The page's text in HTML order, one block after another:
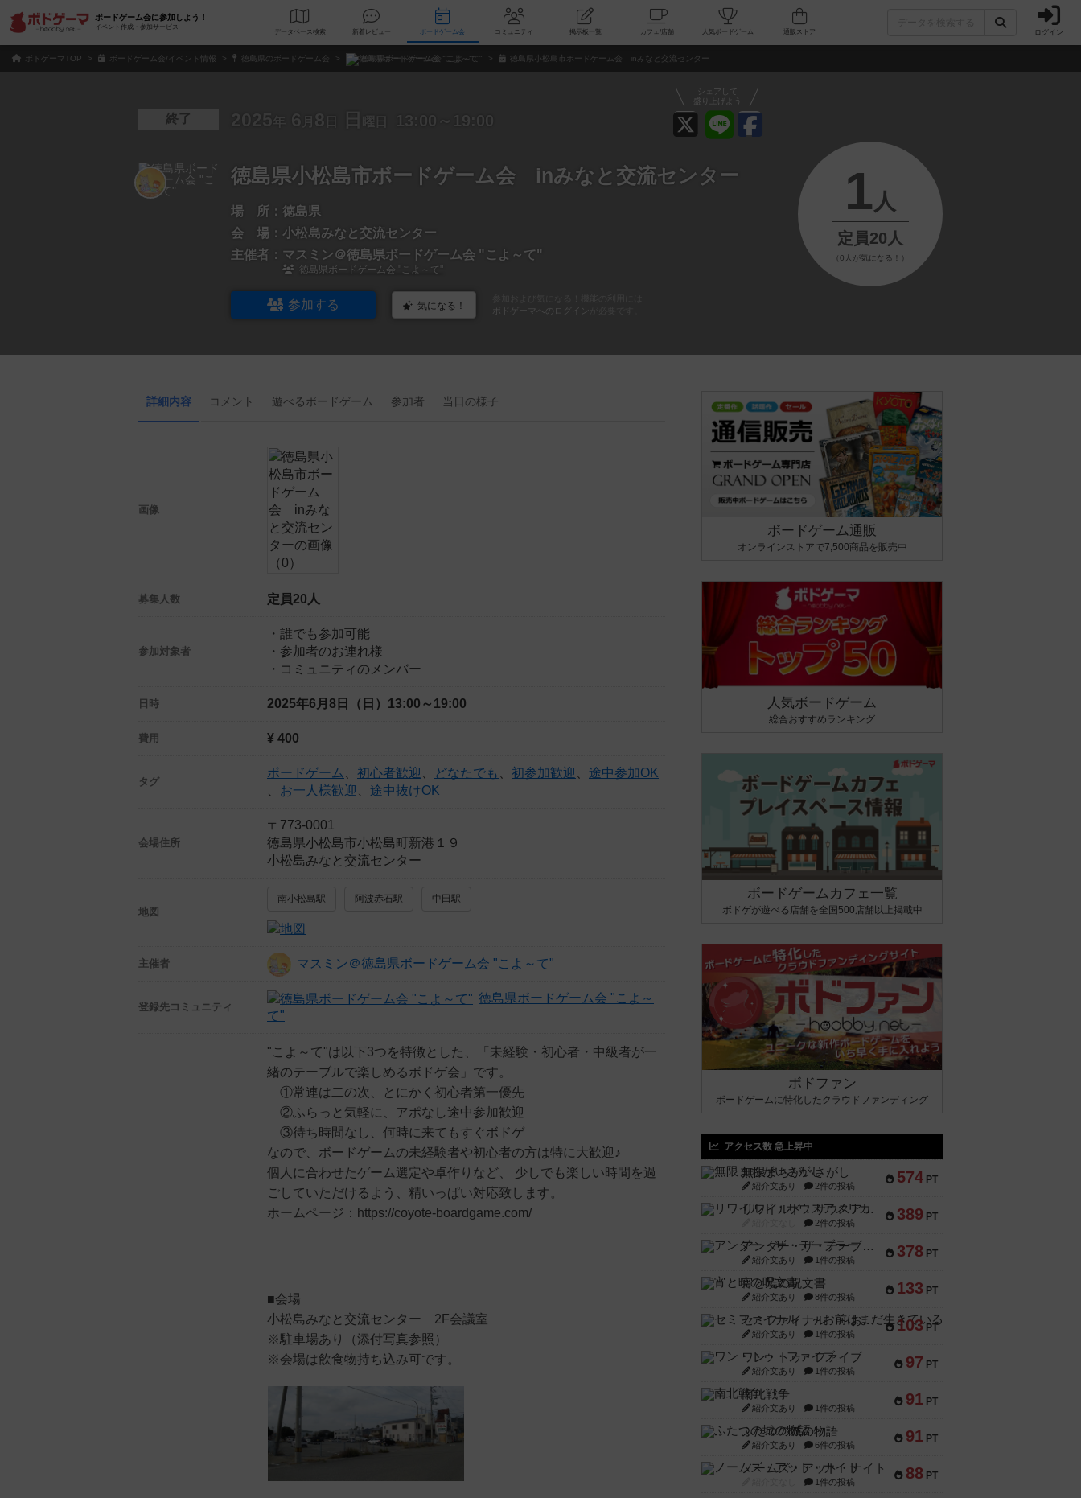
ボードゲーム会に参加しよう！
イベント作成・参加サービス
データベース 検索 新着レビュー ボードゲーム会 コミュニティ 掲示板一覧 カフェ/店舗 人気ボードゲーム ログイン
ボドゲーマTOP ボードゲーム会/イベント情報 徳島県のボードゲーム会 徳島県ボードゲーム会 "こよ～て" 徳島県小松島市ボードゲーム会 inみなと交流センター
シェアして
盛り上げよう
終了 2025 年 6 月 8 日 日 曜日 13:00～19:00
徳島県小松島市ボードゲーム会 inみなと交流センター
場 所： 徳島県
会 場： 小松島みなと交流センター
主催者： マスミン＠徳島県ボードゲーム会 "こよ～て"
徳島県ボードゲーム会 "こよ～て"
参加する 気になる！
ボドゲーマへのログイン
1 人
定員20人
（0人が気になる！）
詳細内容 コメント 遊べるボードゲーム 参加者 当日の様子
画像
募集人数 定員20人
参加対象者
・誰でも参加可能
・参加者のお連れ様
・コミュニティのメンバー
日時 2025年6月8日（日） 13:00～19:00
費用 ¥ 400
タグ
ボードゲーム 初心者歓迎 どなたでも 初参加歓迎
途中参加OK
お一人様歓迎 途中抜けOK
会場住所
〒773-0001
徳島県小松島市小松島町新港１９
小松島みなと交流センター
地図
南小松島駅 阿波赤石駅 中田駅
主催者 マスミン＠徳島県ボードゲーム会 "こよ～て"
登録先コミュニティ
徳島県ボードゲーム会 "こよ～
て"
"こよ～て"は以下3つを特徴とした、「未経験・初心者・中級者が一
緒のテーブルで楽しめるボドゲ会」です。
①常連は二の次、とにかく初心者第一優先
②ふらっと気軽に、アポなし途中参加歓迎
③待ち時間なし、何時に来てもすぐボドゲ
なので、ボードゲームの未経験者や初心者の方は特に大歓迎♪
個人に合わせたゲーム選定や卓作りなど、 少しでも楽しい時間を過
ごしていただけるよう、精いっぱい対応致します。
ホームページ：https://coyote-boardgame.com/
■会場
小松島みなと交流センター 2F会議室
※駐車場あり（添付写真参照）
※会場は飲食物持ち込み可です。
ボードゲーム通販
オンラインストアで7,500商品を販売中
人気ボードゲーム
総合おすすめランキング
ボードゲームカフェ一覧
ボドゲが遊べる店舗を全国500店舗以上掲載中
ボドファン
ボードゲームに特化したクラウドファンディング
アクセス数 急上昇中
574 PT
無限まちがいさがし
紹介文あり 2件の投稿
389 PT
リワイルド：サウスアメリカ
2件の投稿
378 PT
アンダー・ザ・テーブラー
紹介文あり 1件の投稿
133 PT
宵と暁の呪文書
紹介文あり 8件の投稿
103 PT
セミファイナル ～お前はまだ生きている～
紹介文あり 1件の投稿
97 PT
ワン・トゥ・ファイブ
紹介文あり 1件の投稿
91 PT
南北戦争
紹介文あり 1件の投稿
91 PT
ふたつの城の物語
紹介文あり 6件の投稿
88 PT
ノームズ・アット・ナイト
1件の投稿